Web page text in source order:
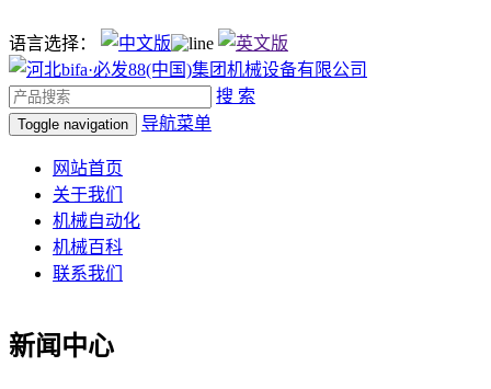
语言选择：
搜 索
Toggle navigation 导航菜单
网站首页
关于我们
机械自动化
机械百科
联系我们
新闻中心